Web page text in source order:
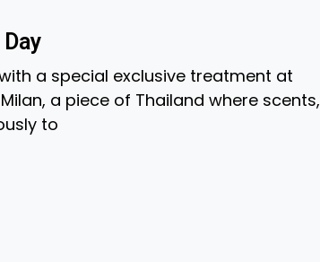
a special exclusive treatment at
a piece of Thailand where scents,
to